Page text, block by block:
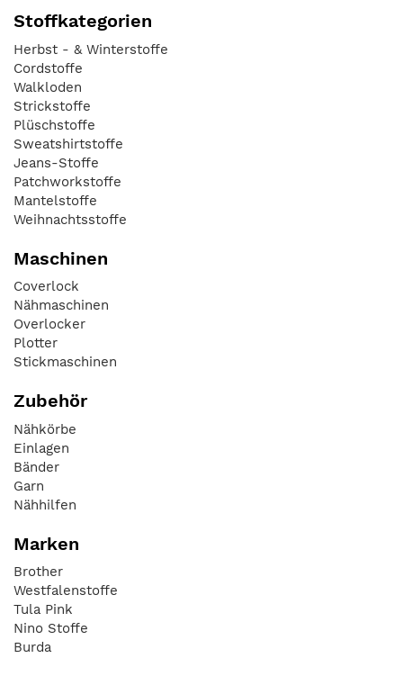
Stoffkategorien
Herbst - & Winterstoffe
Cordstoffe
Walkloden
Strickstoffe
Plüschstoffe
Sweatshirtstoffe
Jeans-Stoffe
Patchworkstoffe
Mantelstoffe
Weihnachtsstoffe
Maschinen
Coverlock
Nähmaschinen
Overlocker
Plotter
Stickmaschinen
Zubehör
Nähkörbe
Einlagen
Bänder
Garn
Nähhilfen
Marken
Brother
Westfalenstoffe
Tula Pink
Nino Stoffe
Burda